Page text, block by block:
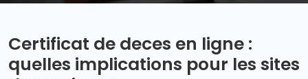
Certificat de deces en ligne :
quelles implications pour les sites